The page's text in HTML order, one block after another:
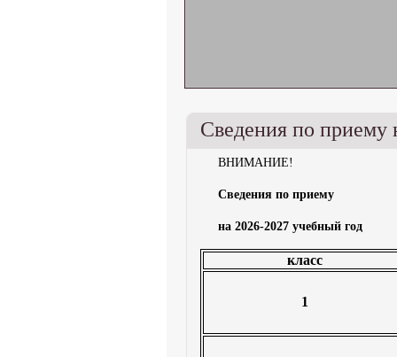
Сведения по приему
ВНИМАНИЕ!
Сведения по приему
на 2026-2027 учебный год
класс
1